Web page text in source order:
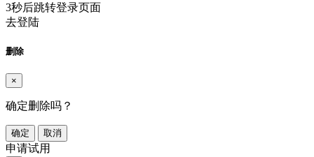
3秒后跳转登录页面
去登陆
删除
×
确定删除吗？
确定 取消
申请试用